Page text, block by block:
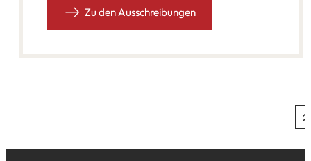
Zu den Ausschreibungen